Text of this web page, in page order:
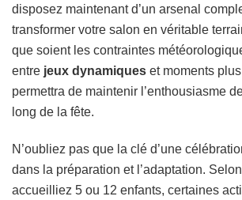
disposez maintenant d’un arsenal
transformer votre salon en véritable
que soient les contraintes
entre jeux dynamiques et moments
permettra de maintenir l’enthousiasme
long de la fête.
N’oubliez pas que la clé d’une
dans la préparation et l’adaptation.
accueilliez 5 ou 12 enfants, certaines